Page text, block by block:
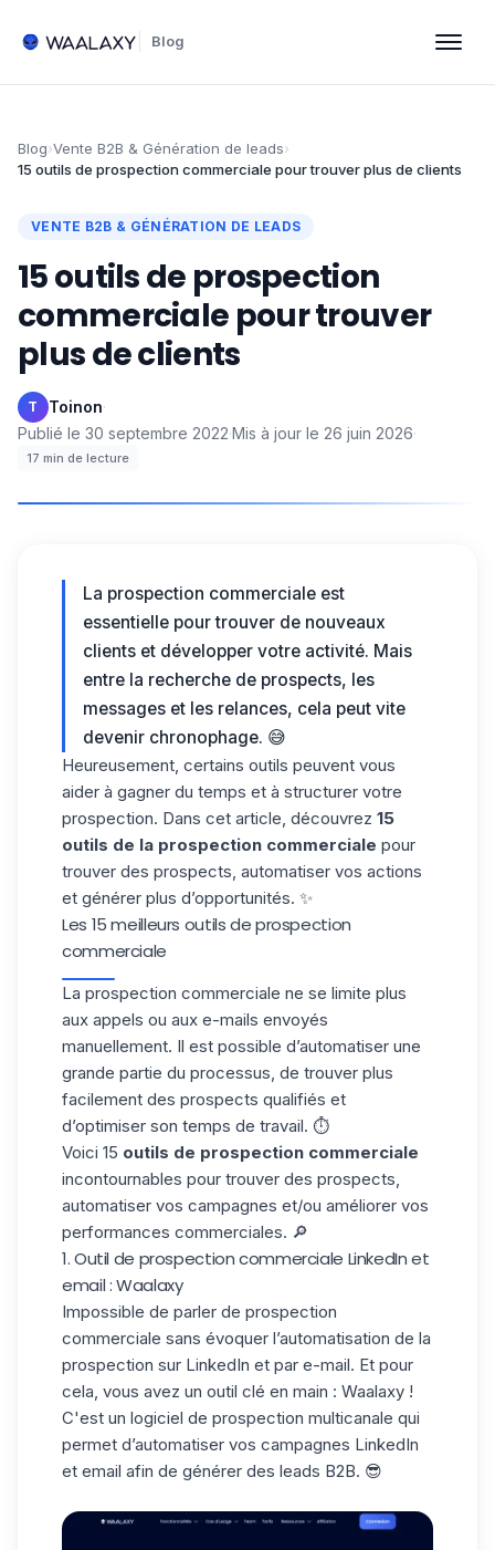
Blog
Blog›Vente B2B & Génération de leads›
15 outils de prospection commerciale pour trouver plus de clients
VENTE B2B & GÉNÉRATION DE LEADS
15 outils de prospection
commerciale pour trouver
plus de clients
T Toinon·
Publié le 30 septembre 2022·Mis à jour le 26 juin 2026·
17 min de lecture
La prospection commerciale est
essentielle pour trouver de nouveaux
clients et développer votre activité. Mais
entre la recherche de prospects, les
messages et les relances, cela peut vite
devenir chronophage. 😅
Heureusement, certains outils peuvent vous
aider à gagner du temps et à structurer votre
prospection. Dans cet article, découvrez 15
outils de la prospection commerciale pour
trouver des prospects, automatiser vos actions
et générer plus d’opportunités. ✨
Les 15 meilleurs outils de prospection
commerciale
La prospection commerciale ne se limite plus
aux appels ou aux e-mails envoyés
manuellement. Il est possible d’automatiser une
grande partie du processus, de trouver plus
facilement des prospects qualifiés et
d’optimiser son temps de travail. ⏱️
Voici 15 outils de prospection commerciale
incontournables pour trouver des prospects,
automatiser vos campagnes et/ou améliorer vos
performances commerciales. 🔎
1. Outil de prospection commerciale LinkedIn et
email : Waalaxy
Impossible de parler de prospection
commerciale sans évoquer l’automatisation de la
prospection sur LinkedIn et par e-mail. Et pour
cela, vous avez un outil clé en main : Waalaxy !
C'est un logiciel de prospection multicanale qui
permet d’automatiser vos campagnes LinkedIn
et email afin de générer des leads B2B. 😎